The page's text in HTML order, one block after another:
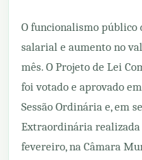
O funcionalismo
salarial e aumento no
mês. O Projeto de Lei
foi votado e aprovado
Sessão Ordinária e, em
Extraordinária realizada
fevereiro, na Câmara